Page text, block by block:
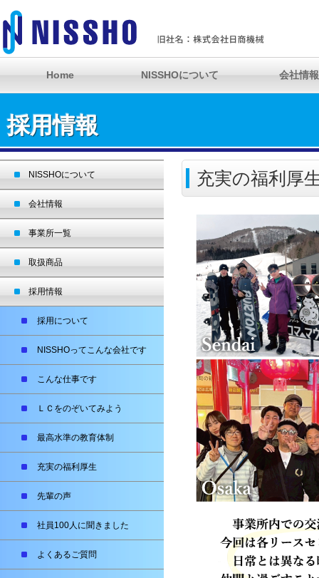
Home NISSHOについて 会社情報
採用情報
NISSHOについて
会社情報
事業所一覧
取扱商品
採用情報
採用について
NISSHOってこんな会社です
こんな仕事です
ＬＣをのぞいてみよう
最高水準の教育体制
充実の福利厚生
先輩の声
社員100人に聞きました
よくあるご質問
充実の福利厚